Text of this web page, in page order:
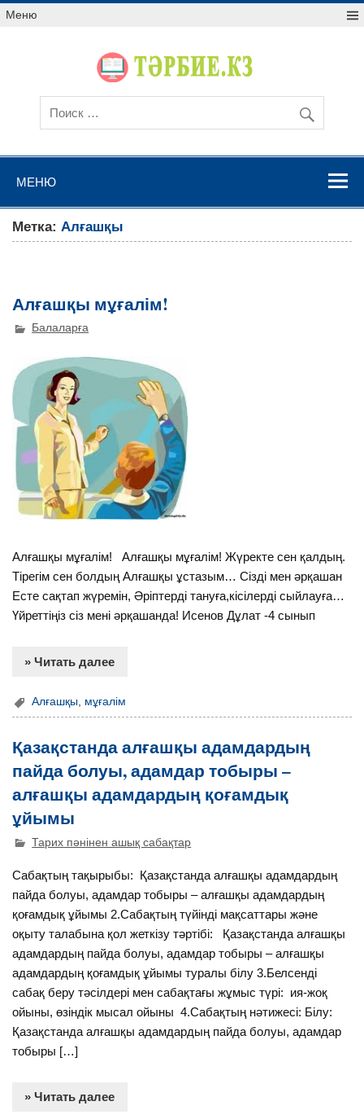
Меню
МЕНЮ
Метка:Алғашқы
Алғашқы мұғалім!
Балаларға
Алғашқы мұғалім! Алғашқы мұғалім! Жүректе сен қалдың.
Тірегім сен болдың Алғашқы ұстазым… Сізді мен әрқашан
Есте сақтап жүремін, Әріптерді тануға,кісілерді сыйлауға…
Үйреттіңіз сіз мені әрқашанда! Исенов Дұлат -4 сынып
» Читать далее
Алғашқы мұғалім
Қазақстанда алғашқы адамдардың
пайда болуы, адамдар тобыры –
алғашқы адамдардың қоғамдық
ұйымы
Тарих пәнінен ашық сабақтар
Сабақтың тақырыбы: Қазақстанда алғашқы адамдардың
пайда болуы, адамдар тобыры – алғашқы адамдардың
қоғамдық ұйымы 2.Сабақтың түйінді мақсаттары және
оқыту талабына қол жеткізу тәртібі: Қазақстанда алғашқы
адамдардың пайда болуы, адамдар тобыры – алғашқы
адамдардың қоғамдық ұйымы туралы білу 3.Белсенді
сабақ беру тәсілдері мен сабақтағы жұмыс түрі: ия-жоқ
ойыны, өзіндік мысал ойыны 4.Сабақтың нәтижесі: Білу:
Қазақстанда алғашқы адамдардың пайда болуы, адамдар
тобыры […]
» Читать далее